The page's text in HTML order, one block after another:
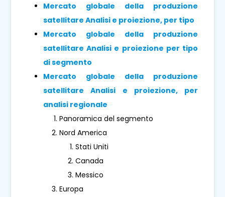
Mercato globale della produzione
satellitare Analisi e proiezione, per tipo
Mercato globale della produzione
satellitare Analisi e proiezione per tipo
di segmento
Mercato globale della produzione
satellitare Analisi e proiezione, per
analisi regionale
Panoramica del segmento
Nord America
Stati Uniti
Canada
Messico
Europa